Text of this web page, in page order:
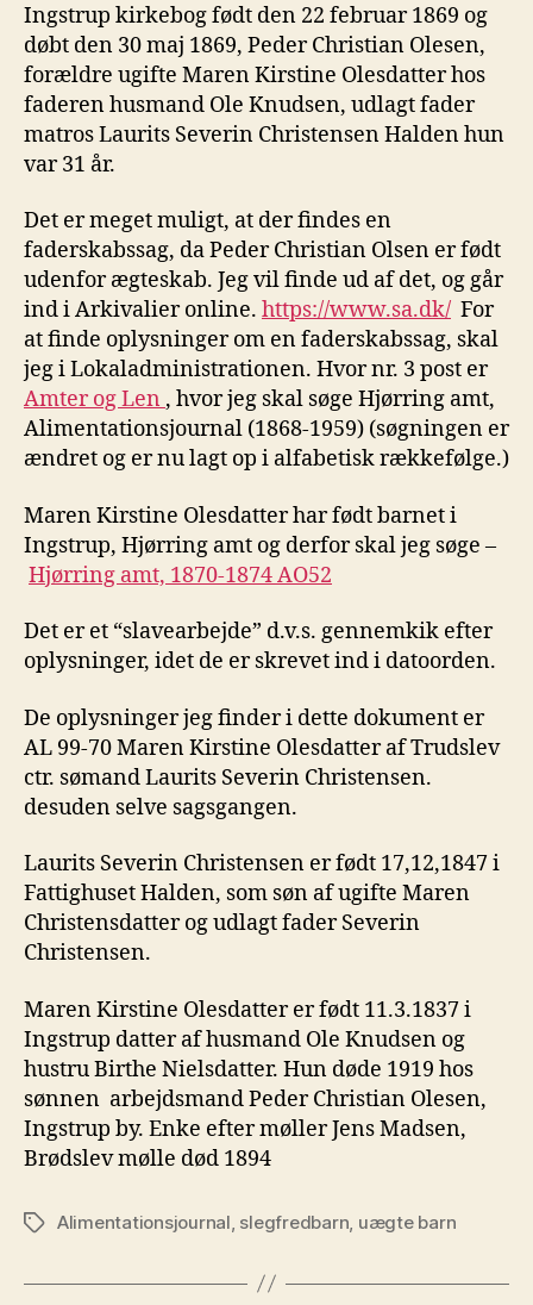
Ingstrup kirkebog født den 22 februar 1869 og
døbt den 30 maj 1869, Peder Christian Olesen,
forældre ugifte Maren Kirstine Olesdatter hos
faderen husmand Ole Knudsen, udlagt fader
matros Laurits Severin Christensen Halden hun
var 31 år.
Det er meget muligt, at der findes en
faderskabssag, da Peder Christian Olsen er født
udenfor ægteskab. Jeg vil finde ud af det, og går
ind i Arkivalier online. https://www.sa.dk/ For
at finde oplysninger om en faderskabssag, skal
jeg i Lokaladministrationen. Hvor nr. 3 post er
Amter og Len , hvor jeg skal søge Hjørring amt,
Alimentationsjournal (1868-1959) (søgningen er
ændret og er nu lagt op i alfabetisk rækkefølge.)
Maren Kirstine Olesdatter har født barnet i
Ingstrup, Hjørring amt og derfor skal jeg søge –
Hjørring amt, 1870-1874 AO52
Det er et “slavearbejde” d.v.s. gennemkik efter
oplysninger, idet de er skrevet ind i datoorden.
De oplysninger jeg finder i dette dokument er
AL 99-70 Maren Kirstine Olesdatter af Trudslev
ctr. sømand Laurits Severin Christensen.
desuden selve sagsgangen.
Laurits Severin Christensen er født 17,12,1847 i
Fattighuset Halden, som søn af ugifte Maren
Christensdatter og udlagt fader Severin
Christensen.
Maren Kirstine Olesdatter er født 11.3.1837 i
Ingstrup datter af husmand Ole Knudsen og
hustru Birthe Nielsdatter. Hun døde 1919 hos
sønnen arbejdsmand Peder Christian Olesen,
Ingstrup by. Enke efter møller Jens Madsen,
Brødslev mølle død 1894
TagsAlimentationsjournal slegfredbarn uægte barn